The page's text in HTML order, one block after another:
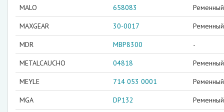
MALO 658083
MAXGEAR 30-0017
MDR MBP8300 -
METALCAUCHO 04818
MEYLE 714 053 0001
MGA DP132